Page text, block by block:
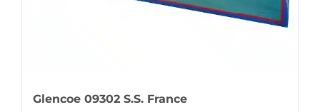
Glencoe 09302 S.S. France